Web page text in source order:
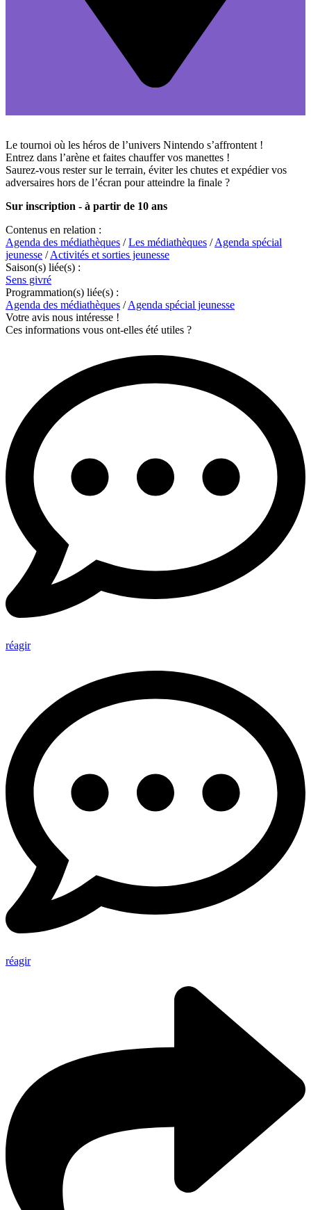
Le tournoi où les héros de l’univers Nintendo s’affrontent !
Entrez dans l’arène et faites chauffer vos manettes !
Saurez-vous rester sur le terrain, éviter les chutes et expédier vos
adversaires hors de l’écran pour atteindre la finale ?
Sur inscription - à partir de 10 ans
Contenus en relation :
Agenda des médiathèques /Les médiathèques /Agenda spécial
jeunesse /Activités et sorties jeunesse
Saison(s) liée(s) :
Sens givré
Programmation(s) liée(s) :
Agenda des médiathèques /Agenda spécial jeunesse
Votre avis nous intéresse !
Ces informations vous ont-elles été utiles ?
réagir
réagir